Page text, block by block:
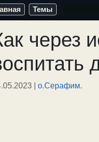
Темы
через
| о.Серафим.